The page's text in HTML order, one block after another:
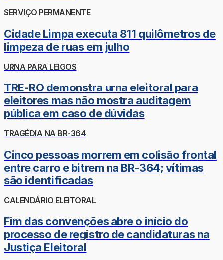
SERVIÇO PERMANENTE
Cidade Limpa executa 811 quilômetros de
limpeza de ruas em julho
URNA PARA LEIGOS
TRE-RO demonstra urna eleitoral para
eleitores mas não mostra auditagem
pública em caso de dúvidas
TRAGÉDIA NA BR-364
Cinco pessoas morrem em colisão frontal
entre carro e bitrem na BR-364; vítimas
são identificadas
CALENDÁRIO ELEITORAL
Fim das convenções abre o início do
processo de registro de candidaturas na
Justiça Eleitoral